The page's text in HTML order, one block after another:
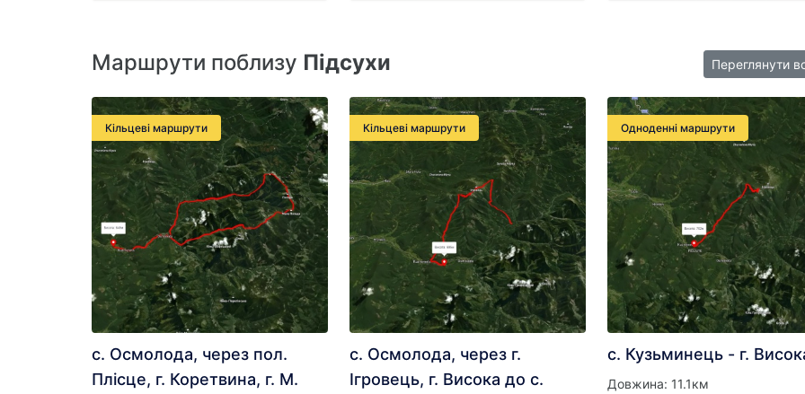
Маршрути поблизу Підсухи Переглянути
Кільцеві маршрути
с. Осмолода, через пол.
Плісце, г. Коретвина, г. М.
Кільцеві маршрути
с. Осмолода, через г.
Ігровець, г. Висока до с.
Одноденні маршрути
с. Кузьминець - г.
Довжина: 11.1км